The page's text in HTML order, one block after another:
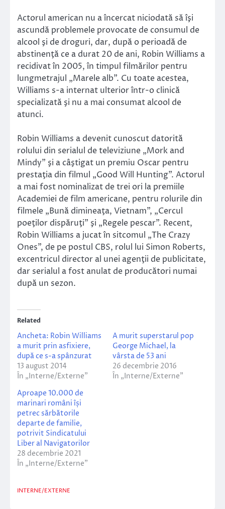
Actorul american nu a încercat niciodată să îşi
ascundă problemele provocate de consumul de
alcool şi de droguri, dar, după o perioadă de
abstinenţă ce a durat 20 de ani, Robin Williams a
recidivat în 2005, în timpul filmărilor pentru
lungmetrajul „Marele alb”. Cu toate acestea,
Williams s-a internat ulterior într-o clinică
specializată şi nu a mai consumat alcool de
atunci.
Robin Williams a devenit cunoscut datorită
rolului din serialul de televiziune „Mork and
Mindy” şi a câştigat un premiu Oscar pentru
prestaţia din filmul „Good Will Hunting”. Actorul
a mai fost nominalizat de trei ori la premiile
Academiei de film americane, pentru rolurile din
filmele „Bună dimineaţa, Vietnam”, „Cercul
poeţilor dispăruţi” şi „Regele pescar”. Recent,
Robin Williams a jucat în sitcomul „The Crazy
Ones”, de pe postul CBS, rolul lui Simon Roberts,
excentricul director al unei agenţii de publicitate,
dar serialul a fost anulat de producători numai
după un sezon.
Related
Ancheta: Robin Williams
a murit prin asfixiere,
după ce s-a spânzurat
13 august 2014
În „Interne/Externe”
A murit superstarul pop
George Michael, la
vârsta de 53 ani
26 decembrie 2016
În „Interne/Externe”
Aproape 10.000 de
marinari români își
petrec sărbătorile
departe de familie,
potrivit Sindicatului
Liber al Navigatorilor
28 decembrie 2021
În „Interne/Externe”
INTERNE/EXTERNE